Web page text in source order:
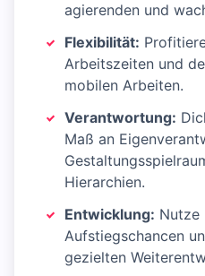
agierenden und
Flexibilität:
Arbeitszeiten und
mobilen Arbeiten.
Verantwortung:
Maß an
Hierarchien.
Entwicklung: Nutze
Aufstiegschancen
gezielten